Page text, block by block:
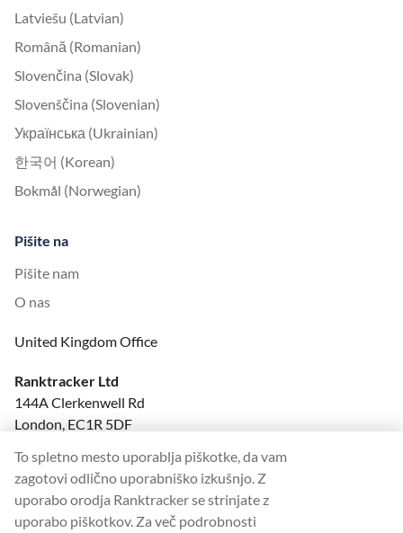
Latviešu (Latvian)
Română (Romanian)
Slovenčina (Slovak)
Slovenščina (Slovenian)
Українська (Ukrainian)
한국어 (Korean)
Bokmål (Norwegian)
Pišite na
Pišite nam
O nas
United Kingdom Office
Ranktracker Ltd
144A Clerkenwell Rd
London, EC1R 5DF
felix@ranktracker.com
To spletno mesto uporablja piškotke, da vam
zagotovi odlično uporabniško izkušnjo. Z
uporabo orodja Ranktracker se strinjate z
uporabo piškotkov. Za več podrobnosti